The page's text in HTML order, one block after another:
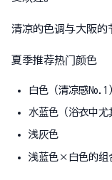
清凉的色调与大阪的
夏季推荐热门颜色
白色（清凉感No.1
水蓝色（浴衣中尤
浅灰色
浅蓝色×白色的组